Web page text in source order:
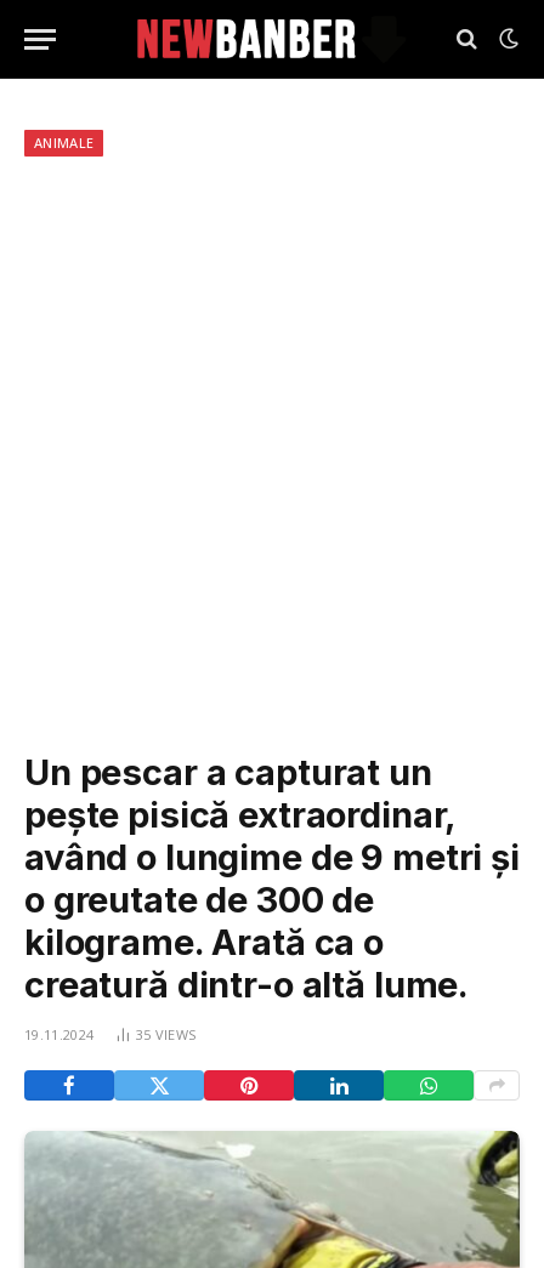
ANIMALE
Un pescar a capturat un
pește pisică extraordinar,
având o lungime de 9 metri și
o greutate de 300 de
kilograme. Arată ca o
creatură dintr-o altă lume.
19.11.2024 35 VIEWS